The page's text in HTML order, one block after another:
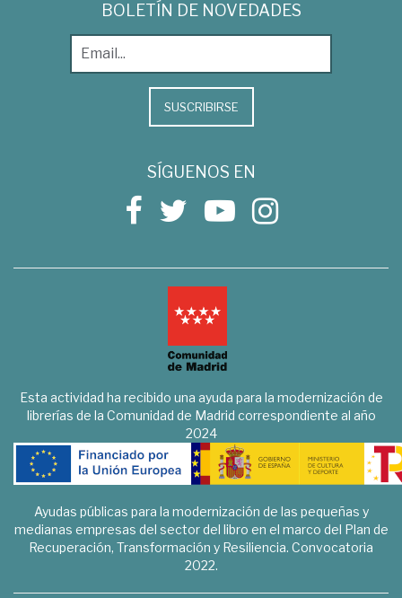
BOLETÍN DE NOVEDADES
SUSCRIBIRSE
SÍGUENOS EN
Esta actividad ha recibido una ayuda para la modernización de
librerías de la Comunidad de Madrid correspondiente al año
2024
Ayudas públicas para la modernización de las pequeñas y
medianas empresas del sector del libro en el marco del Plan de
Recuperación, Transformación y Resiliencia. Convocatoria
2022.